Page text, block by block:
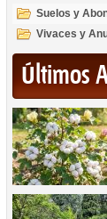
temas
Suelos y
Vivaces y
Últimos